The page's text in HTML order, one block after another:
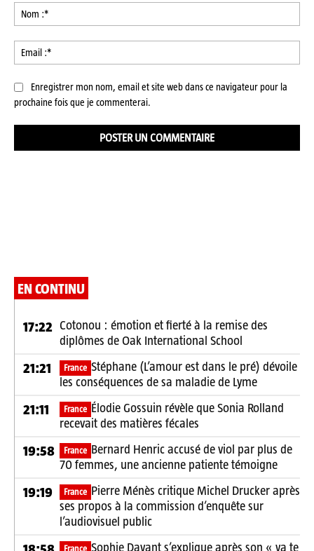
:*
:*
Enregistrer mon nom, email et site web dans ce navigateur pour la
prochaine fois que je commenterai.
EN CONTINU
17:22 Cotonou : émotion et fierté à la remise des
diplômes de Oak International School
21:21 France Stéphane (L’amour est dans le pré) dévoile
les conséquences de sa maladie de Lyme
21:11 France Élodie Gossuin révèle que Sonia Rolland
recevait des matières fécales
19:58 France Bernard Henric accusé de viol par plus de
70 femmes, une ancienne patiente témoigne
19:19 France Pierre Ménès critique Michel Drucker après
ses propos à la commission d’enquête sur
l’audiovisuel public
France Sophie Davant s’explique après son « va te